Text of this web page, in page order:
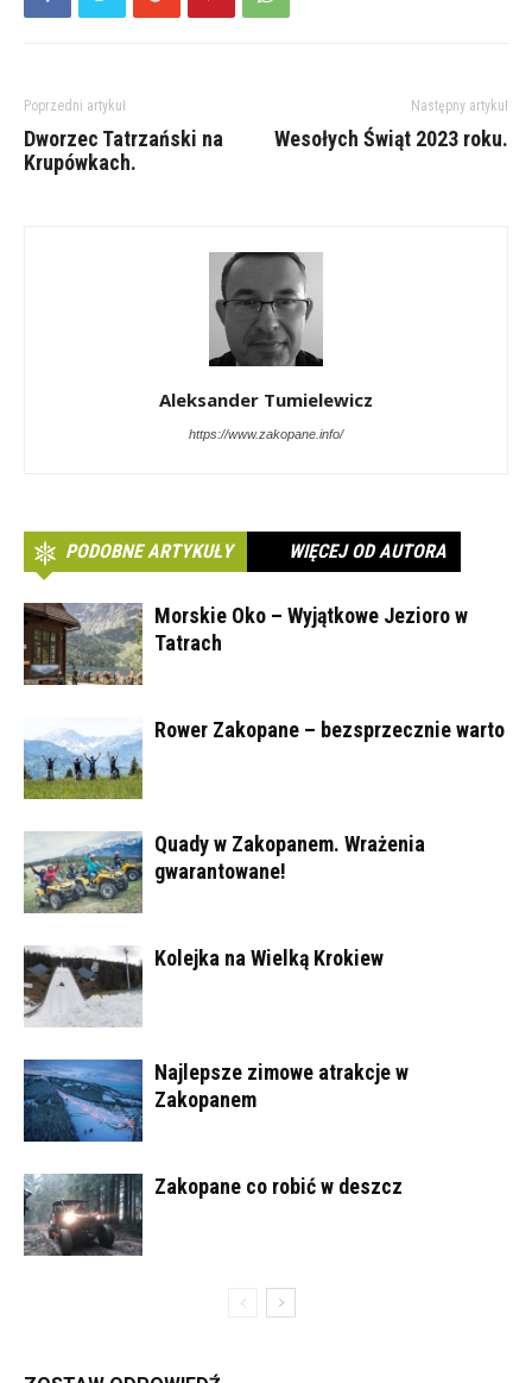
Poprzedni artykuł
Dworzec Tatrzański na
Krupówkach.
Następny artykuł
Wesołych Świąt 2023 roku.
Aleksander Tumielewicz
https://www.zakopane.info/
PODOBNE ARTYKUŁY WIĘCEJ OD AUTORA
Morskie Oko – Wyjątkowe Jezioro w
Tatrach
Rower Zakopane – bezsprzecznie warto
Quady w Zakopanem. Wrażenia
gwarantowane!
Kolejka na Wielką Krokiew
Najlepsze zimowe atrakcje w
Zakopanem
Zakopane co robić w deszcz